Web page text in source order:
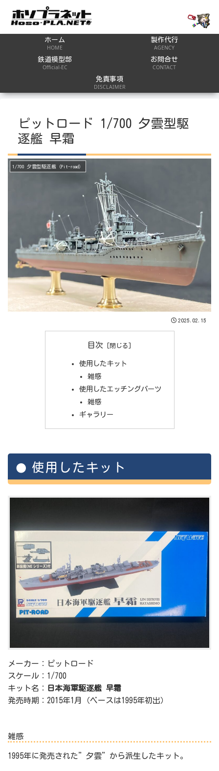
ホーム
HOME
製作代行
AGENCY
鉄道模型部
Official-EC
お問合せ
CONTACT
免責事項
DISCLAIMER
ピットロード 1/700 夕雲型駆
逐艦 早霜
1/700 夕雲型駆逐艦（Pit-road）
2025.02.15
目次
使用したキット
雑感
使用したエッチングパーツ
雑感
ギャラリー
使用したキット
メーカー：ピットロード
スケール：1/700
キット名：
日本海軍駆逐艦 早霜
発売時期：2015年1月（ベースは1995年初出）
雑感
1995年に発売された”夕雲”から派生したキット。